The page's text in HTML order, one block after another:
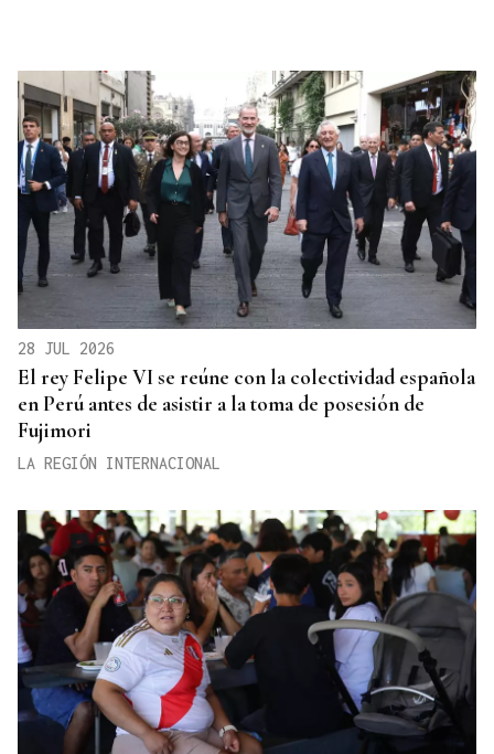
28 JUL 2026
El rey Felipe VI se reúne con la colectividad española
en Perú antes de asistir a la toma de posesión de
Fujimori
LA REGIÓN INTERNACIONAL